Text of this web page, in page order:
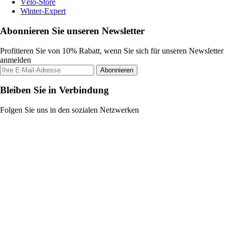
Vélo-Store
Winter-Expert
Abonnieren Sie unseren Newsletter
Profitieren Sie von 10% Rabatt, wenn Sie sich für unseren Newsletter
anmelden
Abonnieren
Bleiben Sie in Verbindung
Folgen Sie uns in den sozialen Netzwerken